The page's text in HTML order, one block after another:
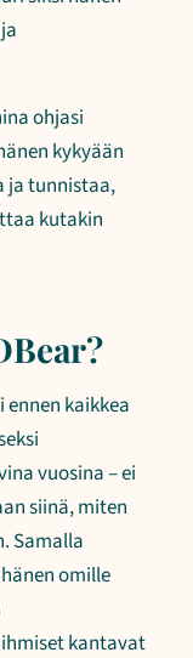
ohjasi
kykyään
ja tunnistaa,
kutakin
kaikkea
vuosina – ei
siinä, miten
Samalla
omille
kantavat